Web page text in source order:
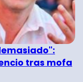
tras mofa